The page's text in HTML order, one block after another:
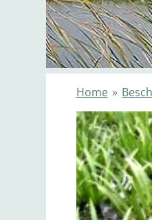
Home »